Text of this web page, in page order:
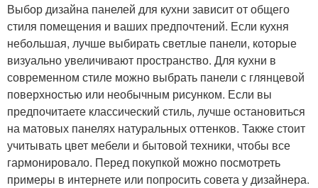
Выбор дизайна панелей для кухни зависит от общего
стиля помещения и ваших предпочтений. Если кухня
небольшая, лучше выбирать светлые панели, которые
визуально увеличивают пространство. Для кухни в
современном стиле можно выбрать панели с глянцевой
поверхностью или необычным рисунком. Если вы
предпочитаете классический стиль, лучше остановиться
на матовых панелях натуральных оттенков. Также стоит
учитывать цвет мебели и бытовой техники, чтобы все
гармонировало. Перед покупкой можно посмотреть
примеры в интернете или попросить совета у дизайнера.